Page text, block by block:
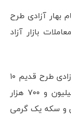
آزادی طرح
پنج شنبه ۲ بهمن ۱۳۹۹ در معاملات بازار آزاد
همچنین قیمت هر قطعه سکه تمام بهار آزادی طرح قدیم ۱۰
میلیون و ۳۰۰ هزار تومان، نیم سکه ۵ میلیون و ۷۰۰ هزار
و ۶۵۰ هزار تومان و سکه یک گرمی